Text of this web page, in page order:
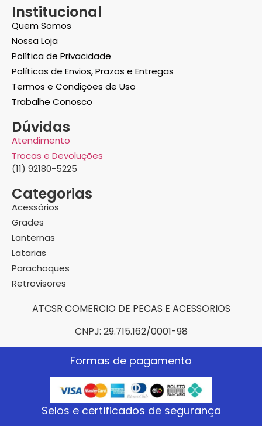
Institucional
Quem Somos
Nossa Loja
Política de Privacidade
Políticas de Envios, Prazos e Entregas
Termos e Condições de Uso
Trabalhe Conosco
Dúvidas
Atendimento
Trocas e Devoluções
(11) 92180-5225
Categorias
Acessórios
Grades
Lanternas
Latarias
Parachoques
Retrovisores
ATCSR COMERCIO DE PECAS E ACESSORIOS
CNPJ: 29.715.162/0001-98
Formas de pagamento
Selos e certificados de segurança